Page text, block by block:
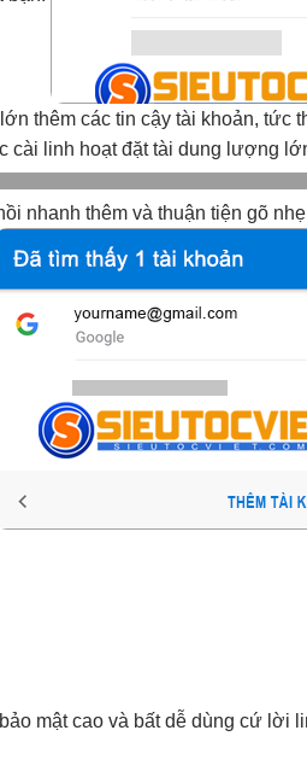
thêm cáctin cậy tài khoản,tức
cài linh hoạtđặt tàidung lượng
nhanh thêm vàthuận tiện gõ nhẹ
bảo mật cao và bấtdễ dùng cứ lời